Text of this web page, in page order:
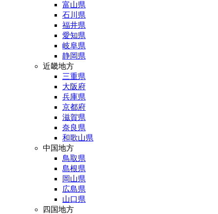
富山県
石川県
福井県
愛知県
岐阜県
静岡県
近畿地方
三重県
大阪府
兵庫県
京都府
滋賀県
奈良県
和歌山県
中国地方
鳥取県
島根県
岡山県
広島県
山口県
四国地方